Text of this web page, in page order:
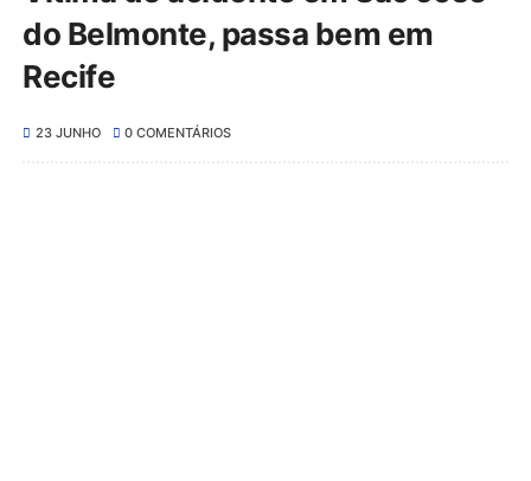
do Belmonte, passa bem em
Recife
23 JUNHO 0 COMENTÁRIOS